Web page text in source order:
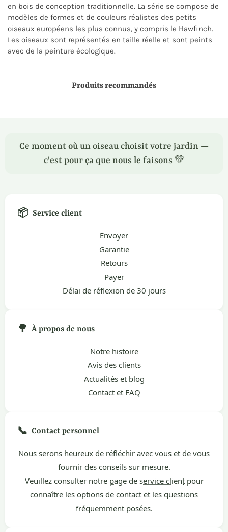
en bois de conception traditionnelle. La série se compose de
modèles de formes et de couleurs réalistes des petits
oiseaux européens les plus connus, y compris le Hawfinch.
Les oiseaux sont représentés en taille réelle et sont peints
avec de la peinture écologique.
Produits recommandés
Ce moment où un oiseau choisit votre jardin —
c'est pour ça que nous le faisons 💚
📦 Service client
Envoyer
Garantie
Retours
Payer
Délai de réflexion de 30 jours
🌳 À propos de nous
Notre histoire
Avis des clients
Actualités et blog
Contact et FAQ
📞 Contact personnel
Nous serons heureux de réfléchir avec vous et de vous
fournir des conseils sur mesure.
Veuillez consulter notre page de service clientpour
connaître les options de contact et les questions
fréquemment posées.